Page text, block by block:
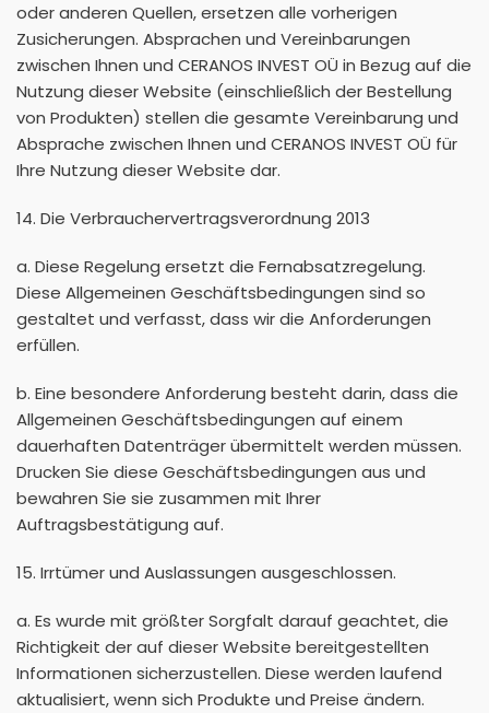
oder anderen Quellen, ersetzen alle vorherigen
Zusicherungen. Absprachen und Vereinbarungen
zwischen Ihnen und CERANOS INVEST OÜ in Bezug auf die
Nutzung dieser Website (einschließlich der Bestellung
von Produkten) stellen die gesamte Vereinbarung und
Absprache zwischen Ihnen und CERANOS INVEST OÜ für
Ihre Nutzung dieser Website dar.
14. Die Verbrauchervertragsverordnung 2013
a. Diese Regelung ersetzt die Fernabsatzregelung.
Diese Allgemeinen Geschäftsbedingungen sind so
gestaltet und verfasst, dass wir die Anforderungen
erfüllen.
b. Eine besondere Anforderung besteht darin, dass die
Allgemeinen Geschäftsbedingungen auf einem
dauerhaften Datenträger übermittelt werden müssen.
Drucken Sie diese Geschäftsbedingungen aus und
bewahren Sie sie zusammen mit Ihrer
Auftragsbestätigung auf.
15. Irrtümer und Auslassungen ausgeschlossen.
a. Es wurde mit größter Sorgfalt darauf geachtet, die
Richtigkeit der auf dieser Website bereitgestellten
Informationen sicherzustellen. Diese werden laufend
aktualisiert, wenn sich Produkte und Preise ändern.